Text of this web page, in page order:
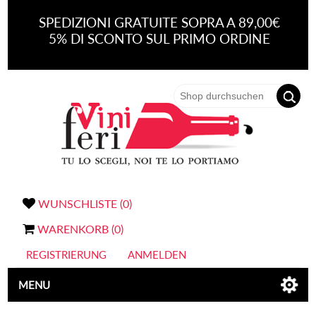
SPEDIZIONI GRATUITE SOPRA A 89,00€
5% DI SCONTO SUL PRIMO ORDINE
WUNSCHLISTE (0)
WARENKORB (0)
REGISTRIERUNG ANMELDEN
MENU